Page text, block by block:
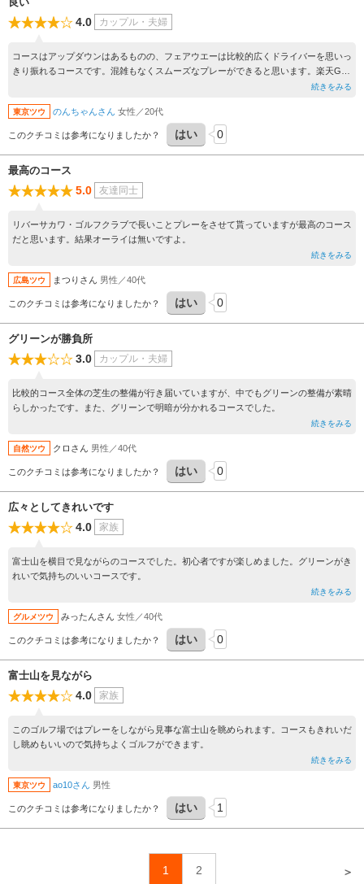
4.0 カップル・夫婦
コースはアップダウンはあるものの、フェアウエーは比較的広くドライバーを思いっ
きり振れるコースです。混雑もなくスムーズなプレーができると思います。楽天GO
続きをみる
東京ツウ のんちゃんさん 女性／20代
このクチコミは参考になりましたか？ はい 0
最高のコース
5.0 友達同士
リバーサカワ・ゴルフクラブで長いことプレーをさせて貰っていますが最高のコース
だと思います。結果オーライは無いですよ。
続きをみる
広島ツウ まつりさん 男性／40代
このクチコミは参考になりましたか？ はい 0
グリーンが勝負所
3.0 カップル・夫婦
比較的コース全体の芝生の整備が行き届いていますが、中でもグリーンの整備が素晴
らしかったです。また、グリーンで明暗が分かれるコースでした。
続きをみる
自然ツウ クロさん 男性／40代
このクチコミは参考になりましたか？ はい 0
広々としてきれいです
4.0 家族
富士山を横目で見ながらのコースでした。初心者ですが楽しめました。グリーンがき
れいで気持ちのいいコースです。
続きをみる
グルメツウ みったんさん 女性／40代
このクチコミは参考になりましたか？ はい 0
富士山を見ながら
4.0 家族
このゴルフ場ではプレーをしながら見事な富士山を眺められます。コースもきれいだ
し眺めもいいので気持ちよくゴルフができます。
続きをみる
東京ツウ ao10さん 男性
このクチコミは参考になりましたか？ はい 1
1 2 ＞